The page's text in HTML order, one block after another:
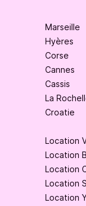
Marseille
Hyères
Corse
Cannes
Cassis
La
Croatie
Location
Location
Location
Location
Location